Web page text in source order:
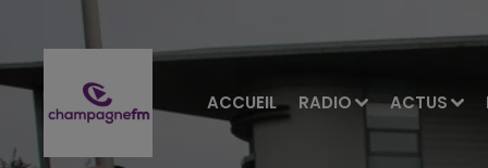
ACCUEIL RADIO ACTUS